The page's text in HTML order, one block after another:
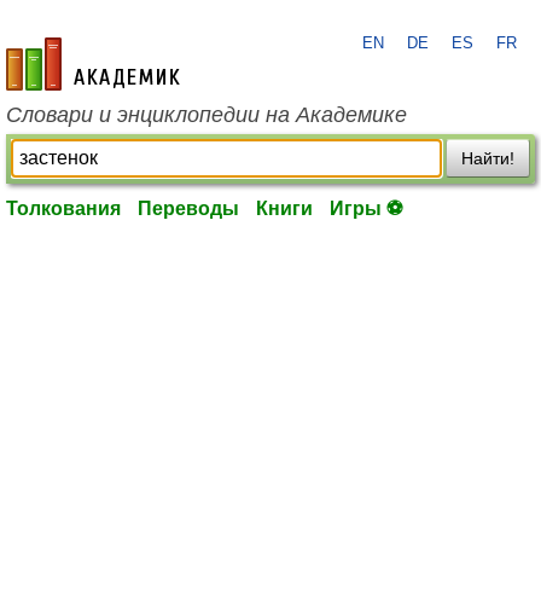
academic.ru
EN DE ES FR
Словари и энциклопедии на Академике
Найти!
Толкования Переводы Книги Игры ⚽